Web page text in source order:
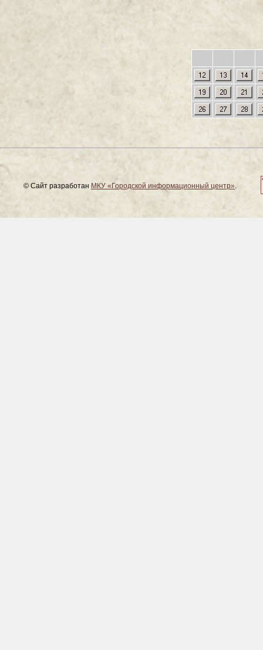
© Сайт разработан МКУ «Городской информационный центр».